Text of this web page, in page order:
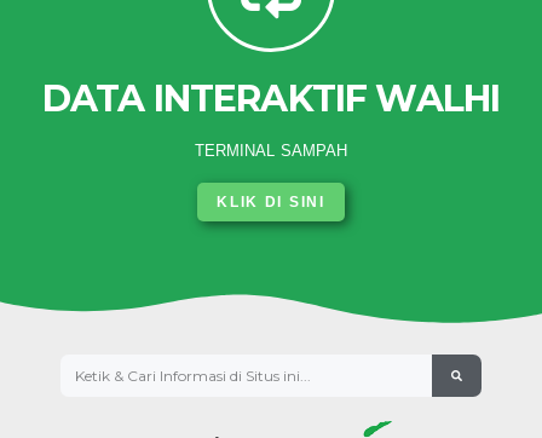
DATA INTERAKTIF WALHI
TERMINAL SAMPAH
KLIK DI SINI